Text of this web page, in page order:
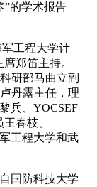
”的学术报告
工程大学计
郑笛主持。
研部马曲立副
丹露主任，理
兵、YOCSEF
春枝、
工程大学和武
国防科技大学